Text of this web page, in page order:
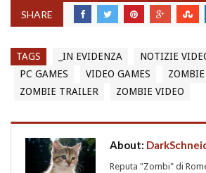
SHARE
TAGS _IN EVIDENZA
NOTIZIE
PC GAMES
VIDEO GAMES
ZOMBIE
ZOMBIE TRAILER
ZOMBIE VIDEO
About:
Reputa "Zombi" di